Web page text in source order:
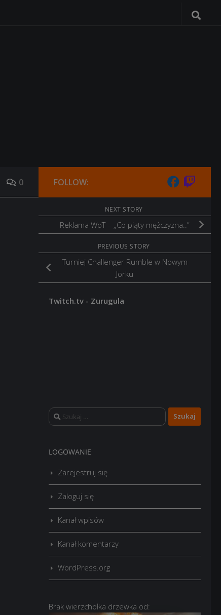
0 FOLLOW:
NEXT STORY
Reklama WoT – „Co piąty mężczyzna..”
PREVIOUS STORY
Turniej Challenger Rumble w Nowym
Jorku
Twitch.tv - Zurugula
Szukaj:
LOGOWANIE
Zarejestruj się
Zaloguj się
Kanał wpisów
Kanał komentarzy
WordPress.org
Brak wierzchołka drzewka od: